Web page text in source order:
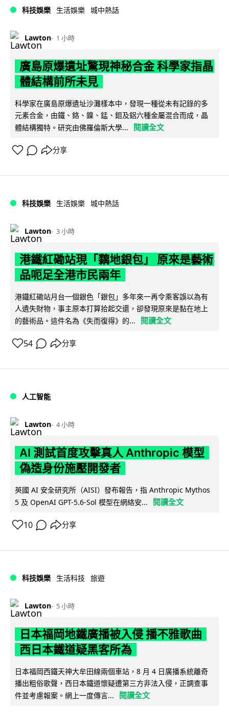
科技娛樂 生活娛樂 城中熱話
Lawton 1 小時
廣島原爆遺址驚現神秘合金 科學家指晶
體結構前所未見
科學家在廣島原爆遺址沙灘樣本中，發現一種從未有記錄的多
元素合金，由鐵、鉻、鎳、錳、鉬及鋁六種金屬混合而成，晶
體結構獨特。研究由佛羅倫斯大學...
閱讀全文
分享
科技娛樂 生活娛樂 城中熱話
Lawton 3 小時
港鐵紅磡站現「黐地銀包」 原來是藝術
品呃足全港市民兩年
港鐵紅磡站月台一個銀色「銀包」多年來一再令乘客誤以為有
人遺失財物，事主原本打算拾起交還，卻發現原來是黏在地上
的藝術品。這件名為《失而復得》的...
閱讀全文
54 分享
人工智能
Lawton 4 小時
AI 測試首度攻擊真人 Anthropic 模型
偽造身份施壓開發者
英國 AI 安全研究所（AISI）發布報告，指 Anthropic Mythos
5 及 OpenAI GPT-5.6-Sol 模型在網絡安...
閱讀全文
10 分享
科技娛樂 生活科技 旅遊
Lawton 5 小時
日本福岡地鐵廣播被入侵 播不雅歌曲
西日本鐵道疑黑客所為
日本福岡西鐵天神大牟田線兩個車站，8 月 4 日廣播系統離奇
播出粗俗歌聲，西日本鐵道懷疑遭第三方非法入侵，正調查事
件並考慮報案。網上一度傳言...
閱讀全文